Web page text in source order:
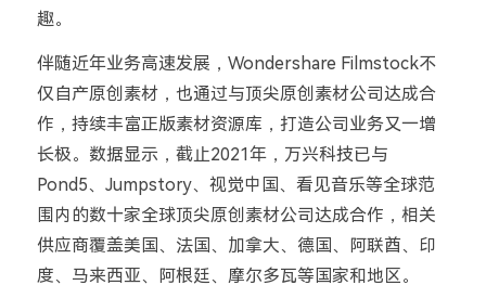
趣。
伴随近年业务高速发展，Wondershare Filmstock不
仅自产原创素材，也通过与顶尖原创素材公司达成合
作，持续丰富正版素材资源库，打造公司业务又一增
长极。数据显示，截止2021年，万兴科技已与
Pond5、Jumpstory、视觉中国、看见音乐等全球范
围内的数十家全球顶尖原创素材公司达成合作，相关
供应商覆盖美国、法国、加拿大、德国、阿联酋、印
度、马来西亚、阿根廷、摩尔多瓦等国家和地区。